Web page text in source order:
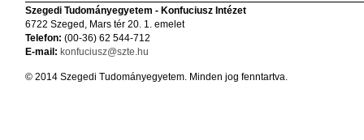
Szegedi Tudományegyetem - Konfuciusz Intézet
6722 Szeged, Mars tér 20. 1. emelet
Telefon: (00-36) 62 544-712
E-mail: konfuciusz@szte.hu
© 2014 Szegedi Tudományegyetem. Minden jog fenntartva.